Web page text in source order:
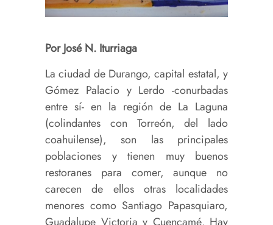
Por José N. Iturriaga
La ciudad de Durango, capital estatal, y
Gómez Palacio y Lerdo -conurbadas
entre sí- en la región de La Laguna
(colindantes con Torreón, del lado
coahuilense), son las principales
poblaciones y tienen muy buenos
restoranes para comer, aunque no
carecen de ellos otras localidades
menores como Santiago Papasquiaro,